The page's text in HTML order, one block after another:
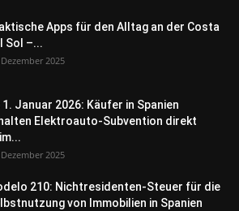
Apps für den Alltag an der Costa
Sol –...
2025
1. Januar 2026: Käufer in Spanien
Elektroauto-Subvention direkt
2025
210: Nichtresidenten-Steuer für die
von Immobilien in Spanien